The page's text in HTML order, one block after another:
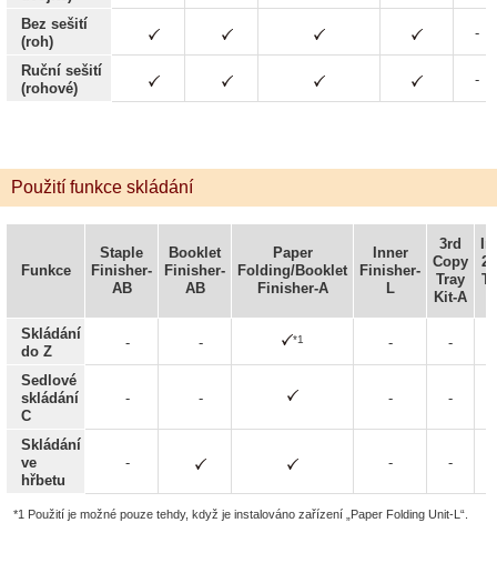
Bez sešití
(roh)
-
Ruční sešití
(rohové)
-
Použití funkce skládání
Funkce
Staple
Finisher-
AB
Booklet
Finisher-
AB
Paper
Folding/Booklet
Finisher-A
Inner
Finisher-
L
3rd
Copy
Tray
Kit-A
Skládání
do Z
- - *1 - -
Sedlové
skládání
C
- - - -
Skládání
ve
hřbetu
- - -
*1 Použití je možné pouze tehdy, když je instalováno zařízení „Paper Folding Unit-L“.